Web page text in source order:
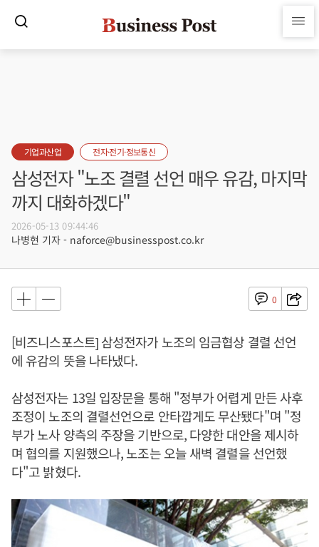
기업과산업 전자·전기·정보통신
삼성전자 "노조 결렬 선언 매우 유감, 마지막
까지 대화하겠다"
2026-05-13 09:44:46
나병현 기자 - naforce@businesspost.co.kr
0
[비즈니스포스트] 삼성전자가 노조의 임금협상 결렬 선언
에 유감의 뜻을 나타냈다.
삼성전자는 13일 입장문을 통해 "정부가 어렵게 만든 사후
조정이 노조의 결렬선언으로 안타깝게도 무산됐다"며 "정
부가 노사 양측의 주장을 기반으로, 다양한 대안을 제시하
며 협의를 지원했으나, 노조는 오늘 새벽 결렬을 선언했
다"고 밝혔다.